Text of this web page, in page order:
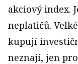
akciový index.
neplatičů.
kupují
neznají, jen